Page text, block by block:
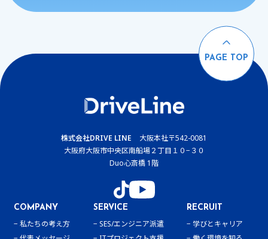
PAGE TOP
株式会社DRIVE LINE 大阪本社〒542-0081
大阪府大阪市中央区南船場２丁目１０−３０
Duo心斎橋 1階
COMPANY
私たちの考え方
SERVICE
SES/エンジニア派遣
RECRUIT
学びとキャリア